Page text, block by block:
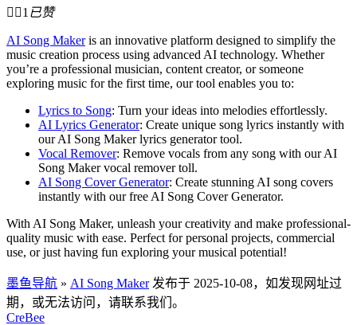
 1 已赞
AI Song Makeris an innovative platform designed to simplify the
music creation process using advanced AI technology. Whether
you’re a professional musician, content creator, or someone
exploring music for the first time, our tool enables you to:
Lyrics to Song: Turn your ideas into melodies effortlessly.
AI Lyrics Generator: Create unique song lyrics instantly with
our AI Song Maker lyrics generator tool.
Vocal Remover: Remove vocals from any song with our AI
Song Maker vocal remover toll.
AI Song Cover Generator: Create stunning AI song covers
instantly with our free AI Song Cover Generator.
With AI Song Maker, unleash your creativity and make professional-
quality music with ease. Perfect for personal projects, commercial
use, or just having fun exploring your musical potential!
墨鱼导航 » AI Song Maker发布于 2025-10-08，如发现网址过
期，或无法访问，请联系我们。
CreBee